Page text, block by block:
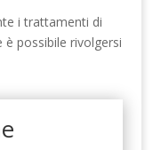
i trattamenti di
possibile rivolgersi